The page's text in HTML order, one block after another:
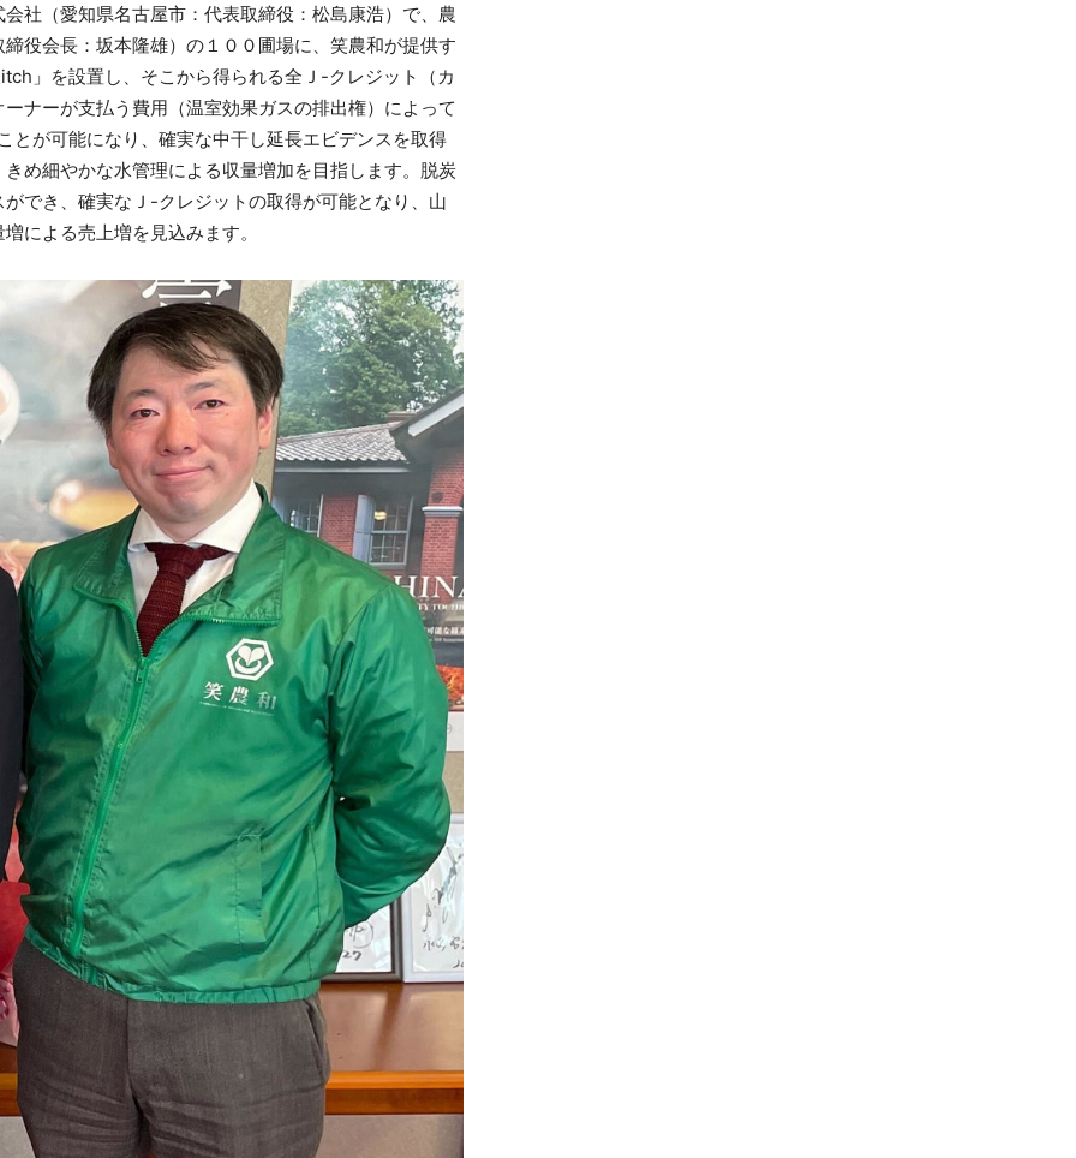
社（愛知県名古屋市：代表取締役：松島康浩）で、農
役会長：坂本隆雄）の１００圃場に、笑農和が提供す
」を設置し、そこから得られる全Ｊ-クレジット（カ
ナーが支払う費用（温室効果ガスの排出権）によって
が可能になり、確実な中干し延長エビデンスを取得
め細やかな水管理による収量増加を目指します。脱炭
でき、確実なＪ-クレジットの取得が可能となり、山
による売上増を見込みます。